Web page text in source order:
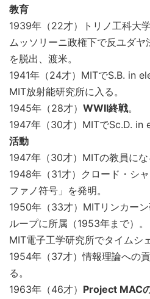
教育
1939年（22才）トリノ工科大
ムッソリーニ政権下で反ユダ
を脱出、渡米。
1941年（24才）MITでS.B. in
MIT放射能研究所に入る。
1945年（28才） WWII終戦。
1947年（30才）MITでSc.D. in
活動
1947年（30才）MITの教員にな
1948年（31才）クロード・シ
ファノ符号」を発明。
1950年（33才）MITリンカー
ループに所属（1953年まで）。
MIT電子工学研究所でタイムシ
1954年（37才）情報理論への
る。
1963年（46才） Project MAC